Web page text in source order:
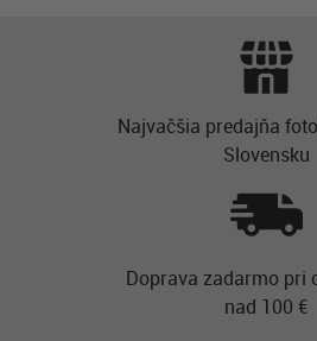
Najvačšia predajňa
Slovensku
Doprava zadarmo pri
nad 100 €